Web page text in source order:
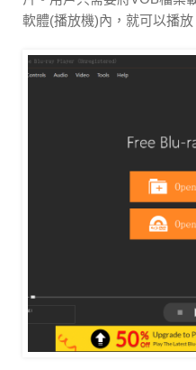
軟體(播放機)內，就可以播放